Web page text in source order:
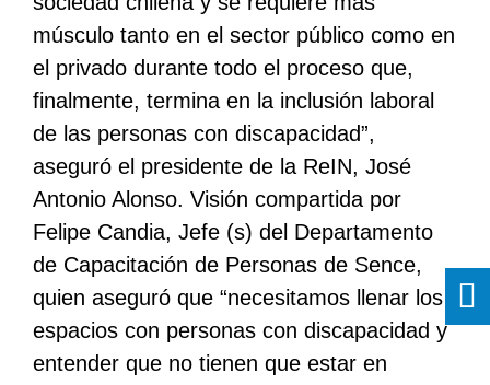
músculo tanto en el sector público como en
el privado durante todo el proceso que,
finalmente, termina en la inclusión laboral
de las personas con discapacidad”,
aseguró el presidente de la ReIN, José
Antonio Alonso. Visión compartida por
Felipe Candia, Jefe (s) del Departamento
de Capacitación de Personas de Sence,
quien aseguró que “necesitamos llenar los
espacios con personas con discapacidad y
entender que no tienen que estar en